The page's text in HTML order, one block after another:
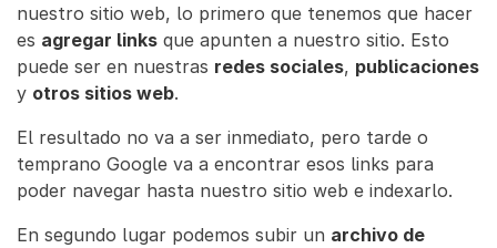
nuestro sitio web, lo primero que tenemos que hacer
es agregar links que apunten a nuestro sitio. Esto
puede ser en nuestras redes sociales, publicaciones
y otros sitios web.
El resultado no va a ser inmediato, pero tarde o
temprano Google va a encontrar esos links para
poder navegar hasta nuestro sitio web e indexarlo.
En segundo lugar podemos subir un archivo de